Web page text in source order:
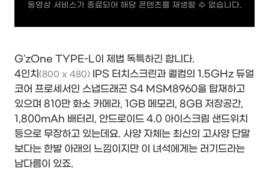
동영상 서비스가 종료되어 해당 콘텐츠를 재생할 수 없습니다.
G'zOne TYPE-L이 제법 독특하긴 합니다.
4인치 (800 x 480) IPS 터치스크린과 퀄컴의 1.5GHz 듀얼
코어 프로세서인 스냅드래곤 S4 MSM8960을 탑재하고
있으며 810만 화소 카메라, 1GB 메모리, 8GB 저장공간,
1,800mAh 배터리, 안드로이드 4.0 아이스크림 샌드위치
등으로 무장하고 있는데요. 사양 자체는 최신의 고사양 단말
보다는 한발 아래의 느낌이지만 이 녀석에게는 러기드라는
남다름이 있죠.